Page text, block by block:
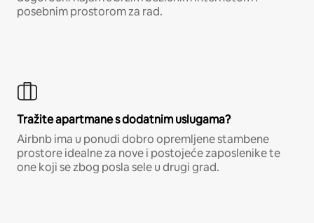
posebnim prostorom za rad.
Tražite apartmane s dodatnim uslugama?
Airbnb ima u ponudi dobro opremljene stambene
prostore idealne za nove i postojeće zaposlenike te
one koji se zbog posla sele u drugi grad.